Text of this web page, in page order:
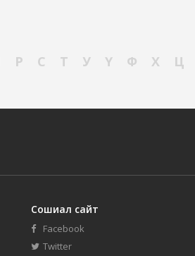
Р С Т У Ү Ф Х Ц
Сошиал сайт
Facebook
Twitter